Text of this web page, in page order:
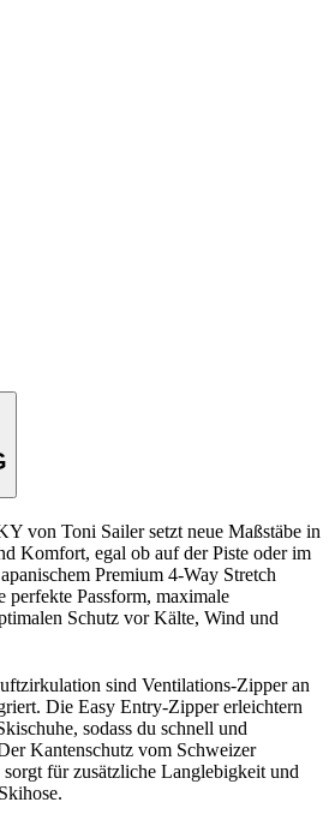
von Toni Sailer setzt neue Maßstäbe in
Komfort, egal ob auf der Piste oder im
Premium 4-Way Stretch
perfekte Passform, maximale
Schutz vor Kälte, Wind und
sind Ventilations-Zipper an
Die Easy Entry-Zipper erleichtern
sodass du schnell und
Kantenschutz vom Schweizer
für zusätzliche Langlebigkeit und